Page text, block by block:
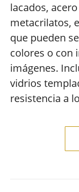
lacados,
metacrilatos,
que pueden
colores o con
imágenes.
vidrios
resistencia a